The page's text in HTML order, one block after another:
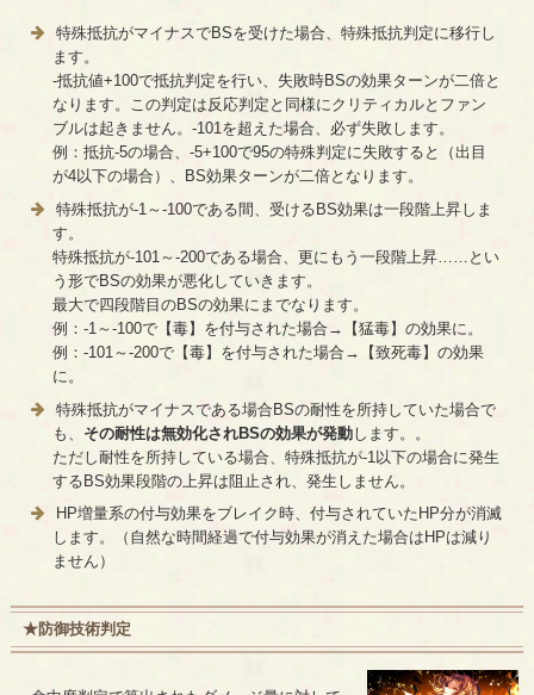
特殊抵抗がマイナスでBSを受けた場合、特殊抵抗判定に移行し
ます。
-抵抗値+100で抵抗判定を行い、失敗時BSの効果ターンが二倍と
なります。この判定は反応判定と同様にクリティカルとファン
ブルは起きません。-101を超えた場合、必ず失敗します。
例：抵抗-5の場合、-5+100で95の特殊判定に失敗すると（出目
が4以下の場合）、BS効果ターンが二倍となります。
特殊抵抗が-1～-100である間、受けるBS効果は一段階上昇しま
す。
特殊抵抗が-101～-200である場合、更にもう一段階上昇……とい
う形でBSの効果が悪化していきます。
最大で四段階目のBSの効果にまでなります。
例：-1～-100で【毒】を付与された場合→【猛毒】の効果に。
例：-101～-200で【毒】を付与された場合→【致死毒】の効果
に。
特殊抵抗がマイナスである場合BSの耐性を所持していた場合で
も、 その耐性は無効化されBSの効果が発動します。。
ただし耐性を所持している場合、特殊抵抗が-1以下の場合に発生
するBS効果段階の上昇は阻止され、発生しません。
HP増量系の付与効果をブレイク時、付与されていたHP分が消滅
します。（自然な時間経過で付与効果が消えた場合はHPは減り
ません）
★防御技術判定